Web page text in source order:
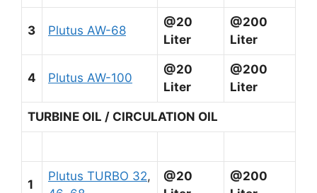
3 Plutus AW-68
@20
Liter
@200
Liter
4 Plutus AW-100
@20
Liter
@200
Liter
TURBINE OIL / CIRCULATION OIL
1
Plutus TURBO 32,
@20
@200